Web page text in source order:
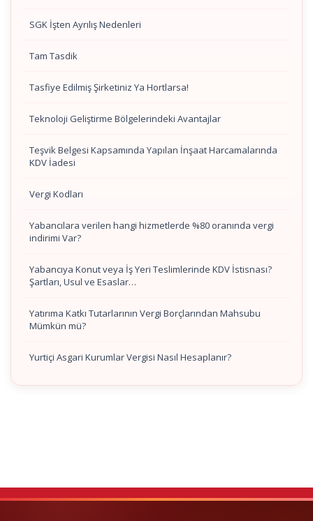
SGK İşten Ayrılış Nedenleri
Tam Tasdik
Tasfiye Edilmiş Şirketiniz Ya Hortlarsa!
Teknoloji Geliştirme Bölgelerindeki Avantajlar
Teşvik Belgesi Kapsamında Yapılan İnşaat Harcamalarında
KDV İadesi
Vergi Kodları
Yabancılara verilen hangi hizmetlerde %80 oranında vergi
indirimi Var?
Yabancıya Konut veya İş Yeri Teslimlerinde KDV İstisnası?
Şartları, Usul ve Esaslar…
Yatırıma Katkı Tutarlarının Vergi Borçlarından Mahsubu
Mümkün mü?
Yurtiçi Asgari Kurumlar Vergisi Nasıl Hesaplanır?